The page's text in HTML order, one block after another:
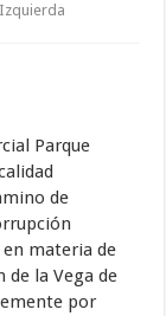
Izquierda
Parque
de
materia de
la Vega de
por